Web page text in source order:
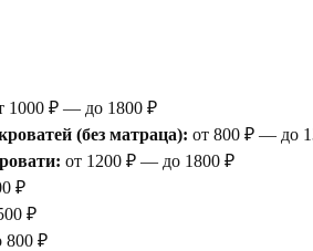
1000 ₽ — до 1800 ₽
(без матраца): от 800 ₽ — до
от 1200 ₽ — до 1800 ₽
₽
₽
800 ₽